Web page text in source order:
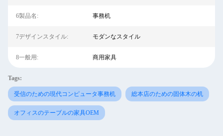
6製品名: 事務机
7デザインスタイル: モダンなスタイル
8一般用: 商用家具
Tags:
受信のための現代コンピュータ事務机 総本店のための固体木の机
オフィスのテーブルの家具OEM